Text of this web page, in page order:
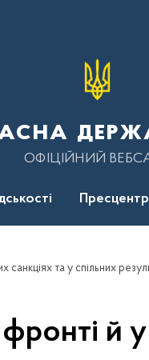
ОФІЦІЙНИЙ
Пресцентр
фронті